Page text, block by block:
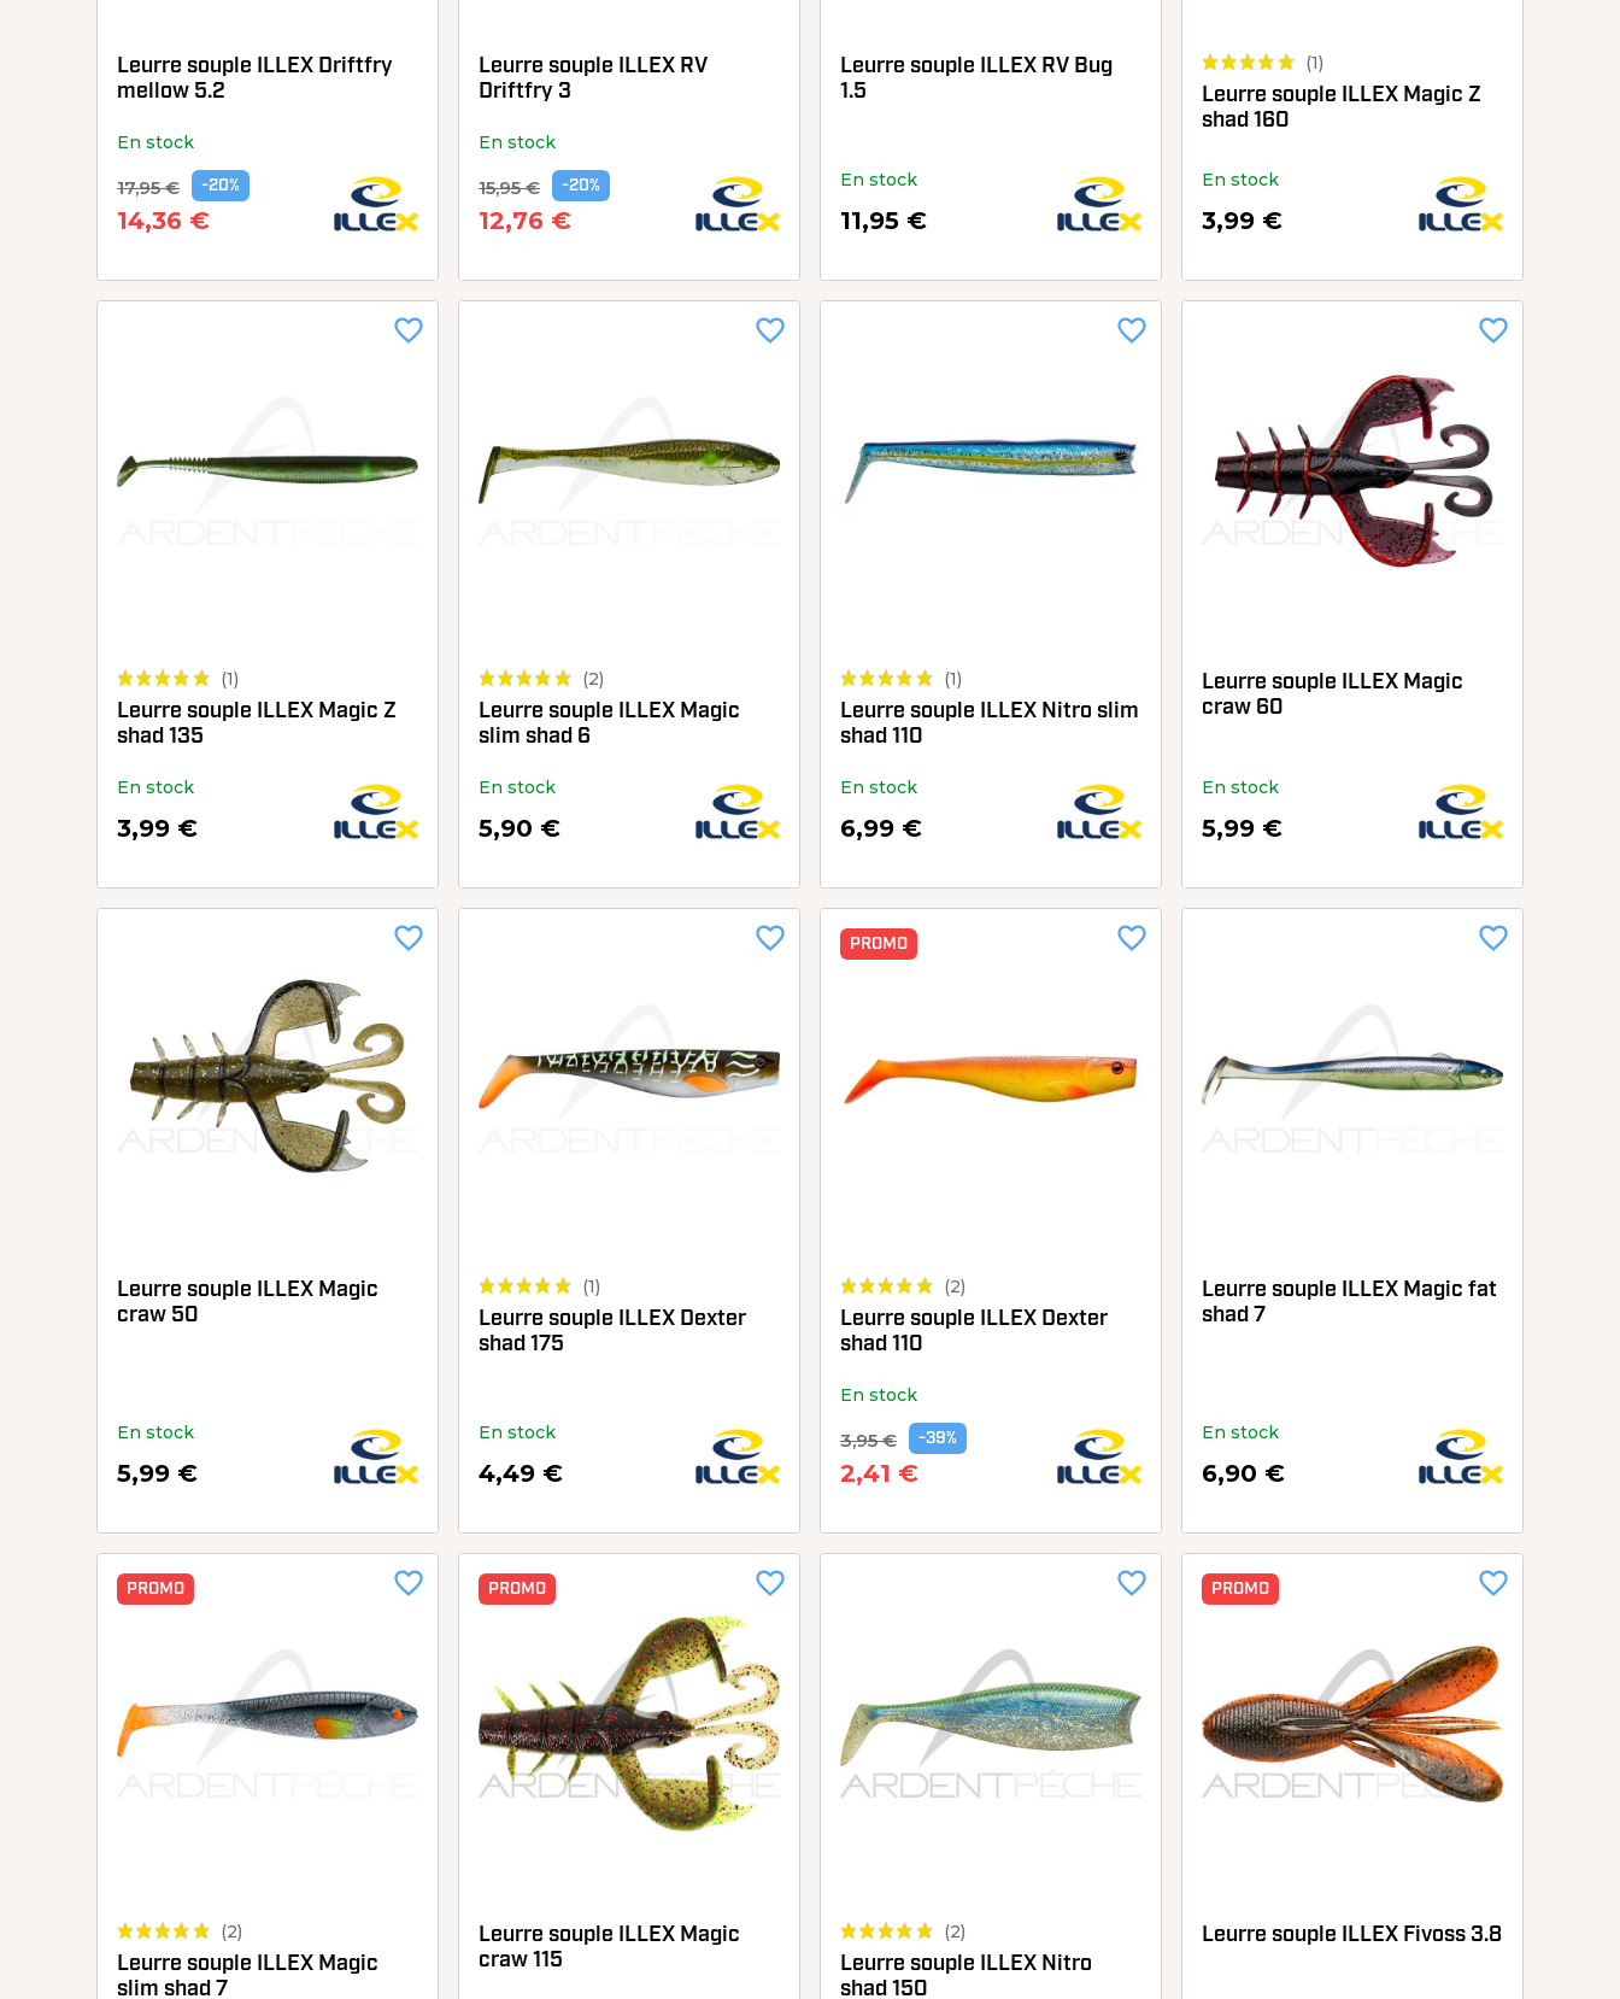
Leurre souple ILLEX Driftfry
mellow 5.2
En stock
17,95 € -20%
14,36 €
Leurre souple ILLEX RV
Driftfry 3
En stock
15,95 € -20%
12,76 €
Leurre souple ILLEX RV Bug
1.5
En stock
11,95 €
(1)
Leurre souple ILLEX Magic Z
shad 160
En stock
3,99 €
(1)
Leurre souple ILLEX Magic Z
shad 135
En stock
3,99 €
favorite_border
(2)
Leurre souple ILLEX Magic
slim shad 6
En stock
5,90 €
favorite_border
(1)
Leurre souple ILLEX Nitro slim
shad 110
En stock
6,99 €
favorite_border
Leurre souple ILLEX Magic
craw 60
En stock
5,99 €
favorite_border
Leurre souple ILLEX Magic
craw 50
En stock
5,99 €
favorite_border
(1)
Leurre souple ILLEX Dexter
shad 175
En stock
4,49 €
favorite_border PROMO
(2)
Leurre souple ILLEX Dexter
shad 110
En stock
3,95 € -39%
2,41 €
favorite_border
Leurre souple ILLEX Magic fat
shad 7
En stock
6,90 €
favorite_border
PROMO
(2)
Leurre souple ILLEX Magic
slim shad 7
favorite_border PROMO
Leurre souple ILLEX Magic
craw 115
favorite_border
(2)
Leurre souple ILLEX Nitro
shad 150
favorite_border PROMO
Leurre souple ILLEX Fivoss 3.8
favorite_border